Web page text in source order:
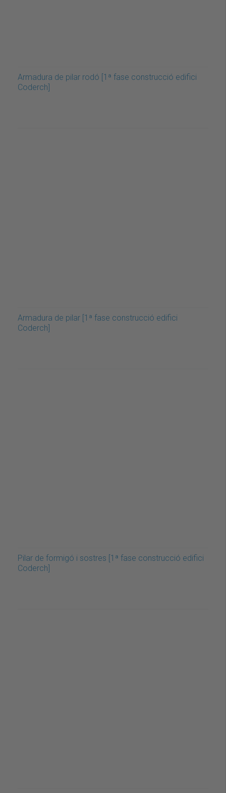
Armadura de pilar rodó [1ª fase construcció edifici
Coderch]
Armadura de pilar [1ª fase construcció edifici
Coderch]
Pilar de formigó i sostres [1ª fase construcció edifici
Coderch]